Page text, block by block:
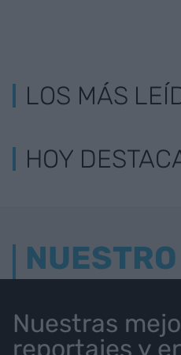
LOS MÁS
HOY
Nuestras
reportajes y